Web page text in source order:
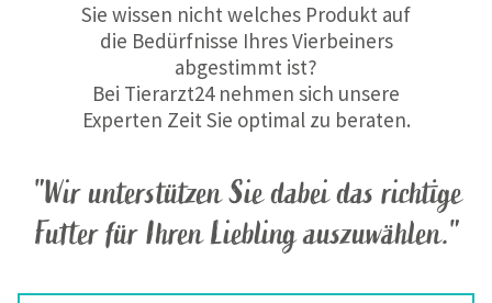
"Wir unterstützen Sie dabei das richtige
Futter für Ihren Liebling auszuwählen."
Sie wissen nicht welches Produkt auf
die Bedürfnisse Ihres Vierbeiners
abgestimmt ist?
Bei Tierarzt24 nehmen sich unsere
Experten Zeit Sie optimal zu beraten.